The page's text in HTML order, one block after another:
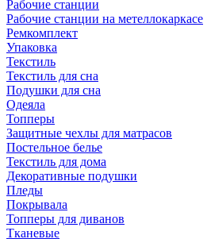
Рабочие станции
Рабочие станции на метеллокаркасе
Ремкомплект
Упаковка
Текстиль
Текстиль для сна
Подушки для сна
Одеяла
Топперы
Защитные чехлы для матрасов
Постельное белье
Текстиль для дома
Декоративные подушки
Пледы
Покрывала
Топперы для диванов
Тканевые